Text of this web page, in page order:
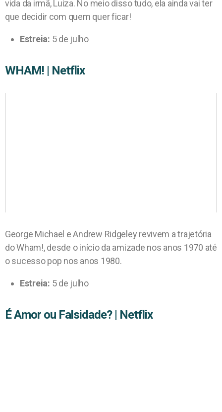
vida da irmã, Luiza. No meio disso tudo, ela ainda vai ter
que decidir com quem quer ficar!
Estreia: 5 de julho
WHAM! | Netflix
George Michael e Andrew Ridgeley revivem a trajetória
do Wham!, desde o início da amizade nos anos 1970 até
o sucesso pop nos anos 1980.
Estreia: 5 de julho
É Amor ou Falsidade? | Netflix